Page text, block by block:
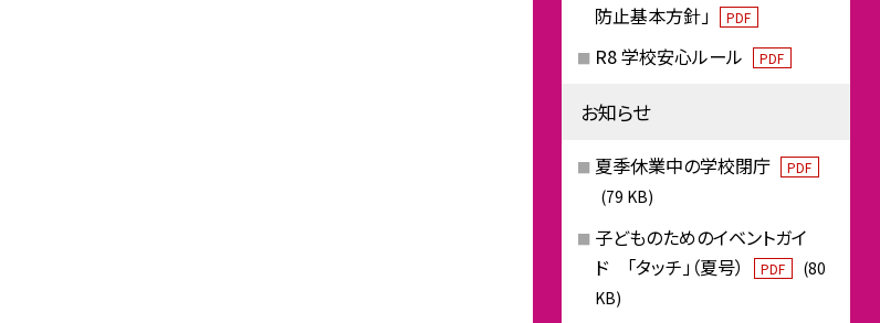
防止基本方針」
PDF
R8 学校安心ルール PDF
お知らせ
夏季休業中の学校閉庁 PDF
(79 KB)
子どものためのイベントガイ
ド 「タッチ」（夏号）
PDF
(80
KB)